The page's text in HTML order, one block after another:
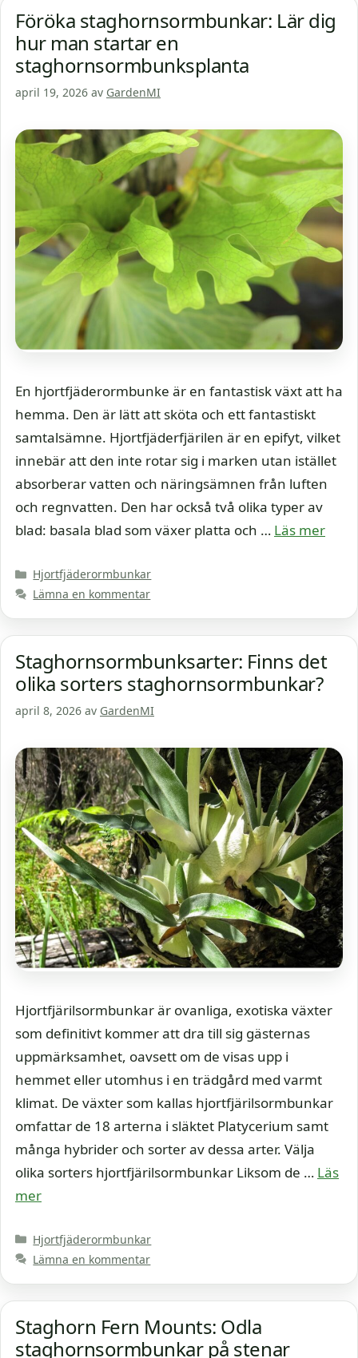
Föröka staghornsormbunkar: Lär dig
hur man startar en
staghornsormbunksplanta
april 19, 2026 av GardenMI
En hjortfjäderormbunke är en fantastisk växt att ha
hemma. Den är lätt att sköta och ett fantastiskt
samtalsämne. Hjortfjäderfjärilen är en epifyt, vilket
innebär att den inte rotar sig i marken utan istället
absorberar vatten och näringsämnen från luften
och regnvatten. Den har också två olika typer av
blad: basala blad som växer platta och … Läs mer
Kategorier
Hjortfjäderormbunkar
Lämna en kommentar
Staghornsormbunksarter: Finns det
olika sorters staghornsormbunkar?
april 8, 2026 av GardenMI
Hjortfjärilsormbunkar är ovanliga, exotiska växter
som definitivt kommer att dra till sig gästernas
uppmärksamhet, oavsett om de visas upp i
hemmet eller utomhus i en trädgård med varmt
klimat. De växter som kallas hjortfjärilsormbunkar
omfattar de 18 arterna i släktet Platycerium samt
många hybrider och sorter av dessa arter. Välja
olika sorters hjortfjärilsormbunkar Liksom de … Läs
mer
Kategorier
Hjortfjäderormbunkar
Lämna en kommentar
Staghorn Fern Mounts: Odla
staghornsormbunkar på stenar